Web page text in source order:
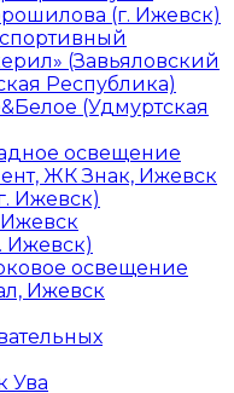
(г. Ижевск)
(Завьяловский
Республика)
(Удмуртская
освещение
ЖК Знак, Ижевск
Ижевск)
Ижевск)
освещение
Ижевск
Ува